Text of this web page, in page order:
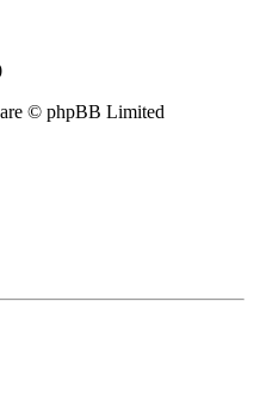
© phpBB Limited